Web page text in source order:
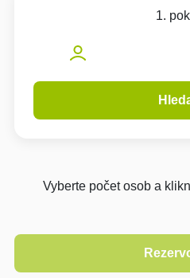
1.
Vyberte počet osob a